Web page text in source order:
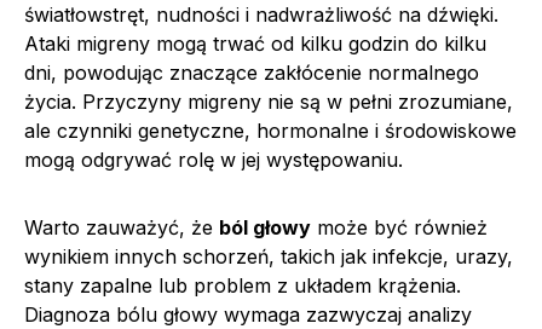
światłowstręt, nudności i nadwrażliwość na dźwięki.
Ataki migreny mogą trwać od kilku godzin do kilku
dni, powodując znaczące zakłócenie normalnego
życia. Przyczyny migreny nie są w pełni zrozumiane,
ale czynniki genetyczne, hormonalne i środowiskowe
mogą odgrywać rolę w jej występowaniu.
Warto zauważyć, że ból głowy może być również
wynikiem innych schorzeń, takich jak infekcje, urazy,
stany zapalne lub problem z układem krążenia.
Diagnoza bólu głowy wymaga zazwyczaj analizy